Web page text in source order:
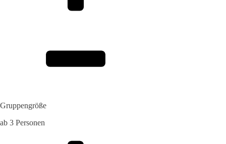
Gruppengröße
ab 3 Personen